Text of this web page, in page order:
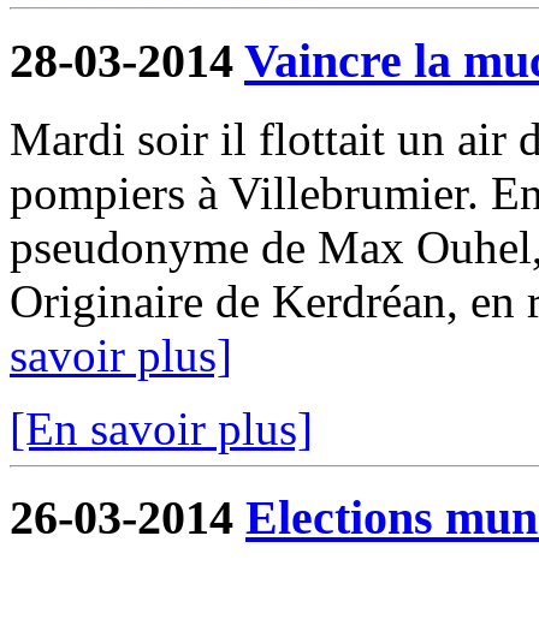
28-03-2014 Vaincre la
Mardi soir il flottait un air
pompiers à Villebrumier.
pseudonyme de Max
Originaire de Kerdréan, en
savoir plus]
[En savoir plus]
26-03-2014 Elections